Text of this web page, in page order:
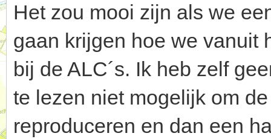
Het zou mooi zijn als we
gaan krijgen hoe we vanuit
bij de ALC´s. Ik heb zelf
te lezen niet mogelijk om
reproduceren en dan een